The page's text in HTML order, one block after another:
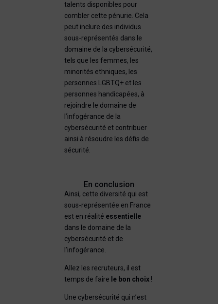
talents disponibles pour
combler cette pénurie. Cela
peut inclure des individus
sous-représentés dans le
domaine de la cybersécurité,
tels que les femmes, les
minorités ethniques, les
personnes LGBTQ+ et les
personnes handicapées, à
rejoindre le domaine de
l’infogérance de la
cybersécurité et contribuer
ainsi à résoudre les défis de
sécurité.
En conclusion
Ainsi, cette diversité qui est
sous-représentée en France
est en réalité essentielle
dans le domaine de la
cybersécurité et de
l’infogérance.
Allez les recruteurs, il est
temps de faire le bon choix!
Une cybersécurité qui n’est